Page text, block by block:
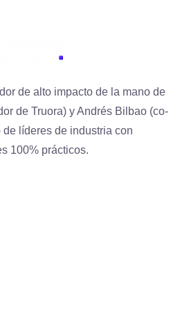
de alto impacto de la mano de
de Truora) y Andrés Bilbao (co-
líderes de industria con
100% prácticos.